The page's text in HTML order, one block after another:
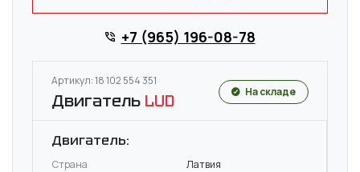
+7 (965) 196-08-78
Артикул: 18 102 554 351
Двигатель LUD На складе
Двигатель:
Страна
Латвия